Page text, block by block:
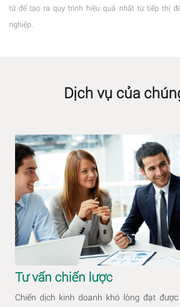
tử để tạo ra quy trình hiệu quả nhất từ tiếp thị
nghiệp.
Dịch vụ của
Tư vấn chiến lược
Chiến dịch kinh doanh khó lòng đạt